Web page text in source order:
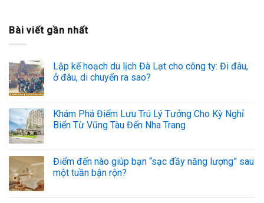
Bài viết gần nhất
Lập kế hoạch du lịch Đà Lạt cho công ty: Đi đâu,
ở đâu, di chuyển ra sao?
Khám Phá Điểm Lưu Trú Lý Tưởng Cho Kỳ Nghỉ
Biển Từ Vũng Tàu Đến Nha Trang
Điểm đến nào giúp bạn “sạc đầy năng lượng” sau
một tuần bận rộn?